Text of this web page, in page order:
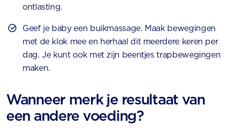
ontlasting.
Geef je baby een buikmassage. Maak bewegingen
met de klok mee en herhaal dit meerdere keren per
dag. Je kunt ook met zijn beentjes trapbewegingen
maken.
Wanneer merk je resultaat van
een andere voeding?